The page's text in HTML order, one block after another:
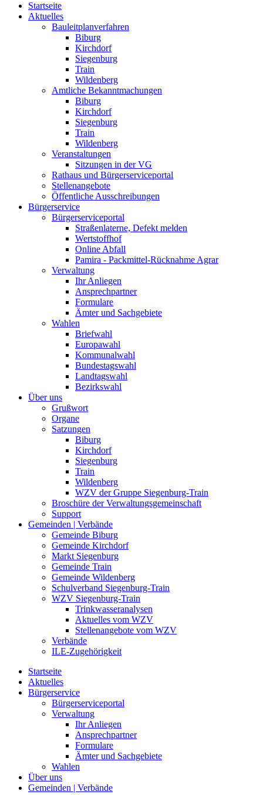
Startseite
Aktuelles
Bauleitplanverfahren
Biburg
Kirchdorf
Siegenburg
Train
Wildenberg
Amtliche Bekanntmachungen
Biburg
Kirchdorf
Siegenburg
Train
Wildenberg
Veranstaltungen
Sitzungen in der VG
Rathaus und Bürgerserviceportal
Stellenangebote
Öffentliche Ausschreibungen
Bürgerservice
Bürgerserviceportal
Straßenlaterne, Defekt melden
Wertstoffhof
Online Abfall
Pamira - Packmittel-Rücknahme Agrar
Verwaltung
Ihr Anliegen
Ansprechpartner
Formulare
Ämter und Sachgebiete
Wahlen
Briefwahl
Europawahl
Kommunalwahl
Bundestagswahl
Landtagswahl
Bezirkswahl
Über uns
Grußwort
Organe
Satzungen
Biburg
Kirchdorf
Siegenburg
Train
Wildenberg
WZV der Gruppe Siegenburg-Train
Broschüre der Verwaltungsgemeinschaft
Support
Gemeinden | Verbände
Gemeinde Biburg
Gemeinde Kirchdorf
Markt Siegenburg
Gemeinde Train
Gemeinde Wildenberg
Schulverband Siegenburg-Train
WZV Siegenburg-Train
Trinkwasseranalysen
Aktuelles vom WZV
Stellenangebote vom WZV
Verbände
ILE-Zugehörigkeit
Startseite
Aktuelles
Bürgerservice
Bürgerserviceportal
Verwaltung
Ihr Anliegen
Ansprechpartner
Formulare
Ämter und Sachgebiete
Wahlen
Über uns
Gemeinden | Verbände